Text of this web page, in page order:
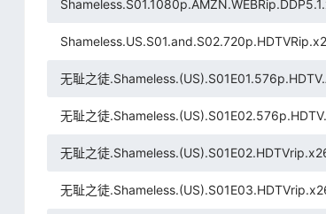
无耻之徒
无耻之徒
无耻之徒
无耻之徒